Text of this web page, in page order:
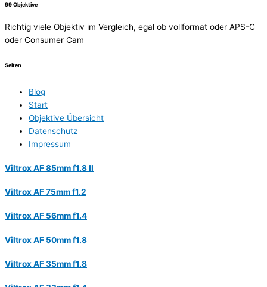
99 Objektive
Richtig viele Objektiv im Vergleich, egal ob vollformat oder APS-C
oder Consumer Cam
Seiten
Blog
Start
Objektive Übersicht
Datenschutz
Impressum
Viltrox AF 85mm f1.8 II
Viltrox AF 75mm f1.2
Viltrox AF 56mm f1.4
Viltrox AF 50mm f1.8
Viltrox AF 35mm f1.8